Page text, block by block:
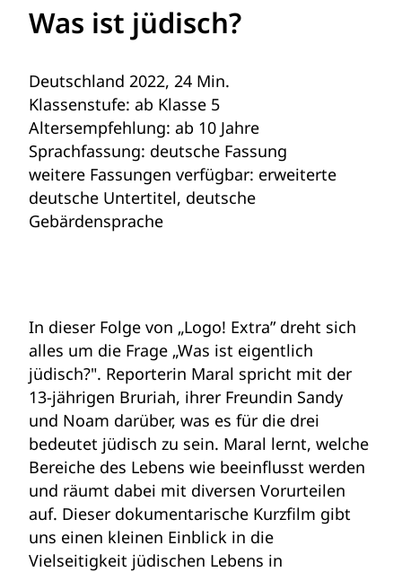
Was ist jüdisch?
Deutschland 2022, 24 Min.
Klassenstufe: ab Klasse 5
Altersempfehlung: ab 10 Jahre
Sprachfassung: deutsche Fassung
weitere Fassungen verfügbar: erweiterte
deutsche Untertitel, deutsche
Gebärdensprache
In dieser Folge von „Logo! Extra” dreht sich
alles um die Frage „Was ist eigentlich
jüdisch?". Reporterin Maral spricht mit der
13-jährigen Bruriah, ihrer Freundin Sandy
und Noam darüber, was es für die drei
bedeutet jüdisch zu sein. Maral lernt, welche
Bereiche des Lebens wie beeinflusst werden
und räumt dabei mit diversen Vorurteilen
auf. Dieser dokumentarische Kurzfilm gibt
uns einen kleinen Einblick in die
Vielseitigkeit jüdischen Lebens in